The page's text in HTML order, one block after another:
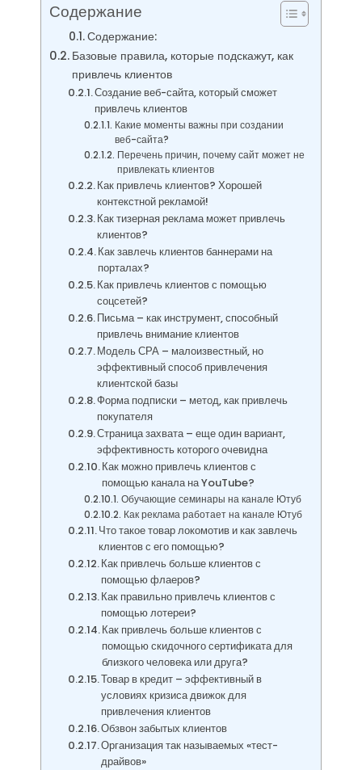
Содержание
Содержание:
Базовые правила, которые подскажут, как
привлечь клиентов
Создание веб-сайта, который сможет
привлечь клиентов
Какие моменты важны при создании
веб-сайта?
Перечень причин, почему сайт может не
привлекать клиентов
Как привлечь клиентов? Хорошей
контекстной рекламой!
Как тизерная реклама может привлечь
клиентов?
Как завлечь клиентов баннерами на
порталах?
Как привлечь клиентов с помощью
соцсетей?
Письма – как инструмент, способный
привлечь внимание клиентов
Модель СРА – малоизвестный, но
эффективный способ привлечения
клиентской базы
Форма подписки – метод, как привлечь
покупателя
Страница захвата – еще один вариант,
эффективность которого очевидна
Как можно привлечь клиентов с
помощью канала на YouTube?
Обучающие семинары на канале Ютуб
Как реклама работает на канале Ютуб
Что такое товар локомотив и как завлечь
клиентов с его помощью?
Как привлечь больше клиентов с
помощью флаеров?
Как правильно привлечь клиентов с
помощью лотереи?
Как привлечь больше клиентов с
помощью скидочного сертификата для
близкого человека или друга?
Товар в кредит – эффективный в
условиях кризиса движок для
привлечения клиентов
Обзвон забытых клиентов
Организация так называемых «тест-
драйвов»